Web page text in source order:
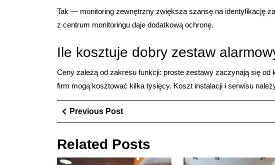
Tak — monitoring zewnętrzny zwiększa szansę na identyfikację
z centrum monitoringu daje dodatkową ochronę.
Ile kosztuje dobry zestaw
Ceny zależą od zakresu funkcji: proste zestawy zaczynają się od
firm mogą kosztować kilka tysięcy. Koszt instalacji i serwisu
Nawigacja
wpisu
Previous PostPrevious
Post
Related Posts
Dekoracyjny